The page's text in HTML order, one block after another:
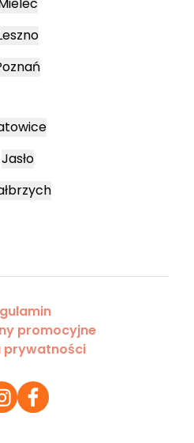
Jasło
promocyjne
prywatności